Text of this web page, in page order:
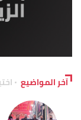
آخر المواضيع